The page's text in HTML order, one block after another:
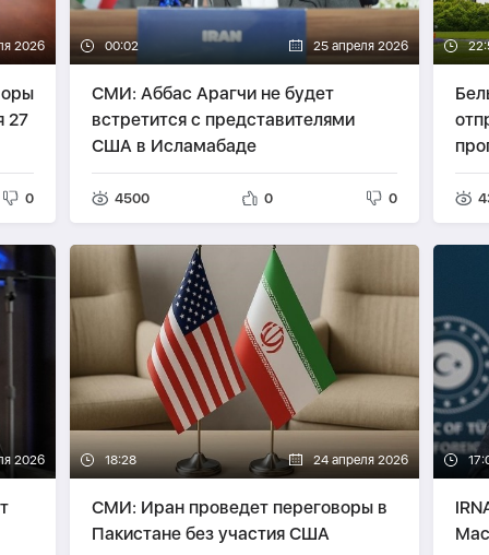
2026
27
0
00:02 25 апреля 2026
СМИ: Аббас Арагчи не будет
встретится с представителями
США в Исламабаде
4500 0 0
2026 18:28 24 апреля 2026
СМИ: Иран проведет переговоры в
Пакистане без участия США